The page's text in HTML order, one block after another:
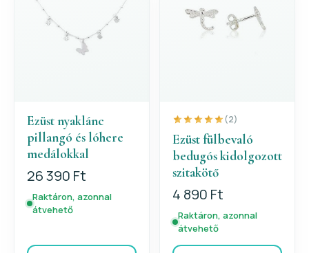
Ezüst nyaklánc
pillangó és lóhere
medálokkal
26 390 Ft
Raktáron, azonnal
átvehető
(2)
Ezüst fülbevaló
bedugós kidolgozott
szitakötő
4 890 Ft
Raktáron, azonnal
átvehető